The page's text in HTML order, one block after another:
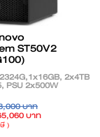
ST50V2
2x4TB
PSU 2x500W
บาท
บาท
)